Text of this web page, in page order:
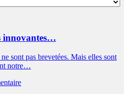
innovantes…
sont pas brevetées. Mais elles sont
notre…